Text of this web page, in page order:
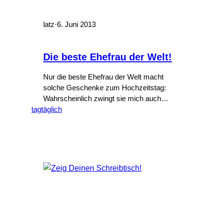
latz·6. Juni 2013
Die beste Ehefrau der Welt!
Nur die beste Ehefrau der Welt macht
solche Geschenke zum Hochzeitstag:
Wahrscheinlich zwingt sie mich auch
noch, beim Trinken „Stargate“ oder
tagtäglich